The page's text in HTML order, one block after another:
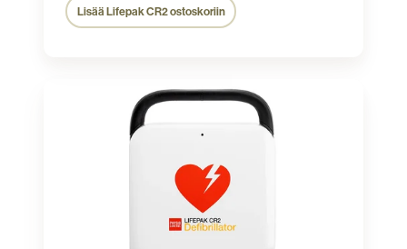
Lisää Lifepak CR2 ostoskoriin